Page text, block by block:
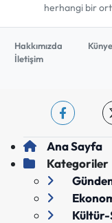
herhangi bir
Hakkımızda
Künye
İletişim
Ana Sayfa
Kategoriler